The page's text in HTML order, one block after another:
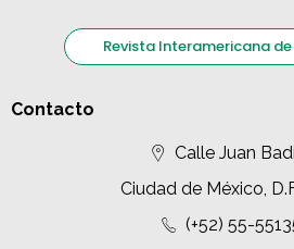
Revista Interamericana
Contacto
Calle Juan
Ciudad de México,
(+52) 55-